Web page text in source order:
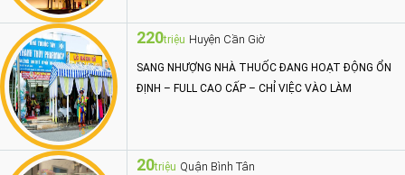
220triệu Huyện Cần Giờ
SANG NHƯỢNG NHÀ THUỐC ĐANG HOẠT ĐỘNG ỔN
ĐỊNH – FULL CAO CẤP – CHỈ VIỆC VÀO LÀM
20triệu Quận Bình Tân